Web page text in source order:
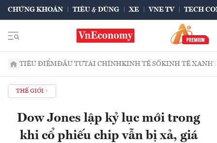
CHỨNG KHOÁN TIÊU & DÙNG XE VNE TV TECH
TIÊU ĐIỂMĐẦU TƯTÀI CHÍNHKINH TẾ SỐKINH TẾ XANH
THẾ GIỚI
Dow Jones lập kỷ lục mới trong
khi cổ phiếu chip vẫn bị xả, giá